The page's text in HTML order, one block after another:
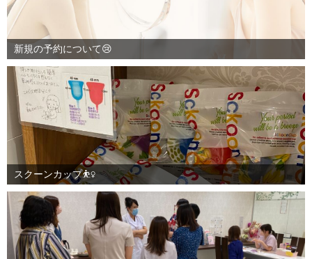
新規の予約について😢
スクーンカップ⛹️‍♀️